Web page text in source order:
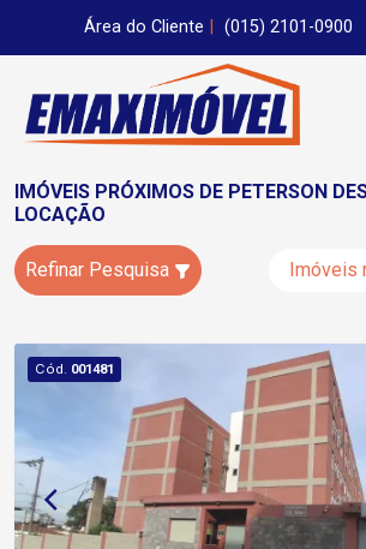
Área do Cliente (015) 2101-0900
IMÓVEIS PRÓXIMOS DE PETERSON
LOCAÇÃO
Refinar Pesquisa
Cód. 001481